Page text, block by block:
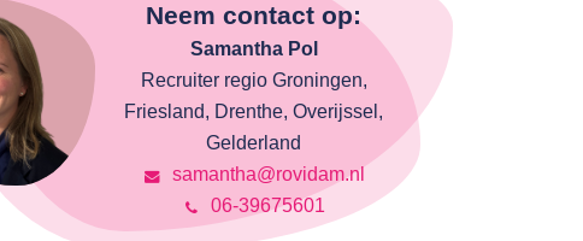
Neem contact op:
Samantha Pol
Recruiter regio Groningen,
Friesland, Drenthe, Overijssel,
Gelderland
samantha@rovidam.nl
06-39675601